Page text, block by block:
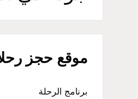
موقع حجز
برنامج الرحلة